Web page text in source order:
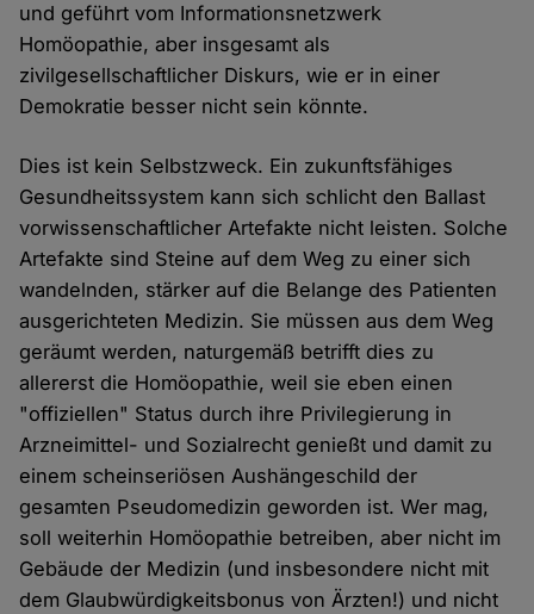
und geführt vom Informationsnetzwerk
Homöopathie, aber insgesamt als
zivilgesellschaftlicher Diskurs, wie er in einer
Demokratie besser nicht sein könnte.
Dies ist kein Selbstzweck. Ein zukunftsfähiges
Gesundheitssystem kann sich schlicht den Ballast
vorwissenschaftlicher Artefakte nicht leisten. Solche
Artefakte sind Steine auf dem Weg zu einer sich
wandelnden, stärker auf die Belange des Patienten
ausgerichteten Medizin. Sie müssen aus dem Weg
geräumt werden, naturgemäß betrifft dies zu
allererst die Homöopathie, weil sie eben einen
"offiziellen" Status durch ihre Privilegierung in
Arzneimittel- und Sozialrecht genießt und damit zu
einem scheinseriösen Aushängeschild der
gesamten Pseudomedizin geworden ist. Wer mag,
soll weiterhin Homöopathie betreiben, aber nicht im
Gebäude der Medizin (und insbesondere nicht mit
dem Glaubwürdigkeitsbonus von Ärzten!) und nicht